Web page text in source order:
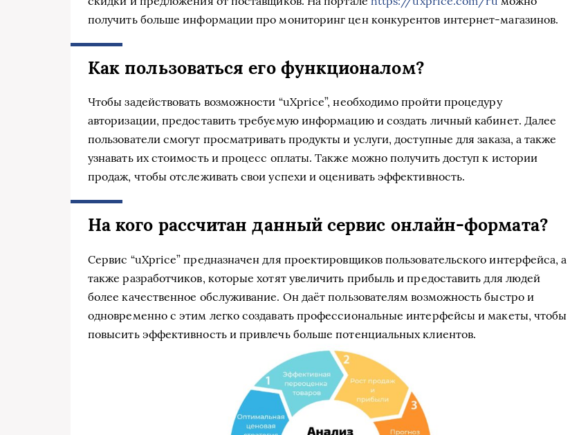
получить больше информации про мониторинг цен конкурентов интернет-магазинов.
Как пользоваться его функционалом?
Чтобы задействовать возможности “uXprice”, необходимо пройти процедуру
авторизации, предоставить требуемую информацию и создать личный кабинет. Далее
пользователи смогут просматривать продукты и услуги, доступные для заказа, а также
узнавать их стоимость и процесс оплаты. Также можно получить доступ к истории
продаж, чтобы отслеживать свои успехи и оценивать эффективность.
На кого рассчитан данный сервис онлайн-формата?
Сервис “uXprice” предназначен для проектировщиков пользовательского интерфейса, а
также разработчиков, которые хотят увеличить прибыль и предоставить для людей
более качественное обслуживание. Он даёт пользователям возможность быстро и
одновременно с этим легко создавать профессиональные интерфейсы и макеты, чтобы
повысить эффективность и привлечь больше потенциальных клиентов.